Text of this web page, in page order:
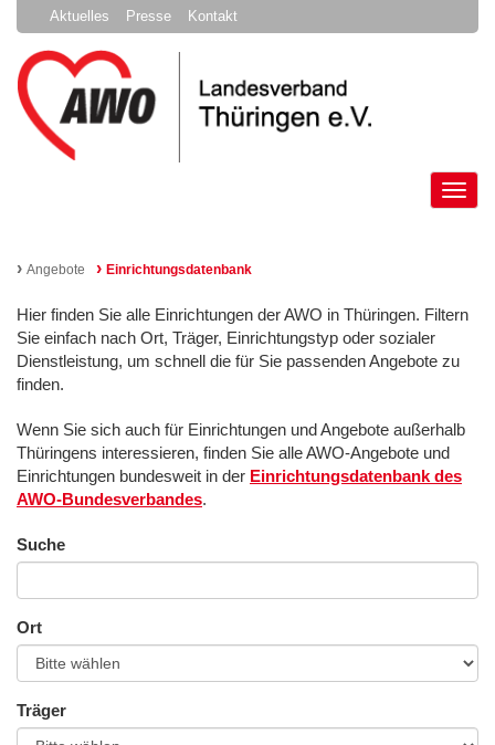
Aktuelles Presse Kontakt
› Angebote › Einrichtungsdatenbank
Hier finden Sie alle Einrichtungen der AWO in Thüringen. Filtern
Sie einfach nach Ort, Träger, Einrichtungstyp oder sozialer
Dienstleistung, um schnell die für Sie passenden Angebote zu
finden.
Wenn Sie sich auch für Einrichtungen und Angebote außerhalb
Thüringens interessieren, finden Sie alle AWO-Angebote und
Einrichtungen bundesweit in der Einrichtungsdatenbank des
AWO-Bundesverbandes.
Suche
Ort
Träger